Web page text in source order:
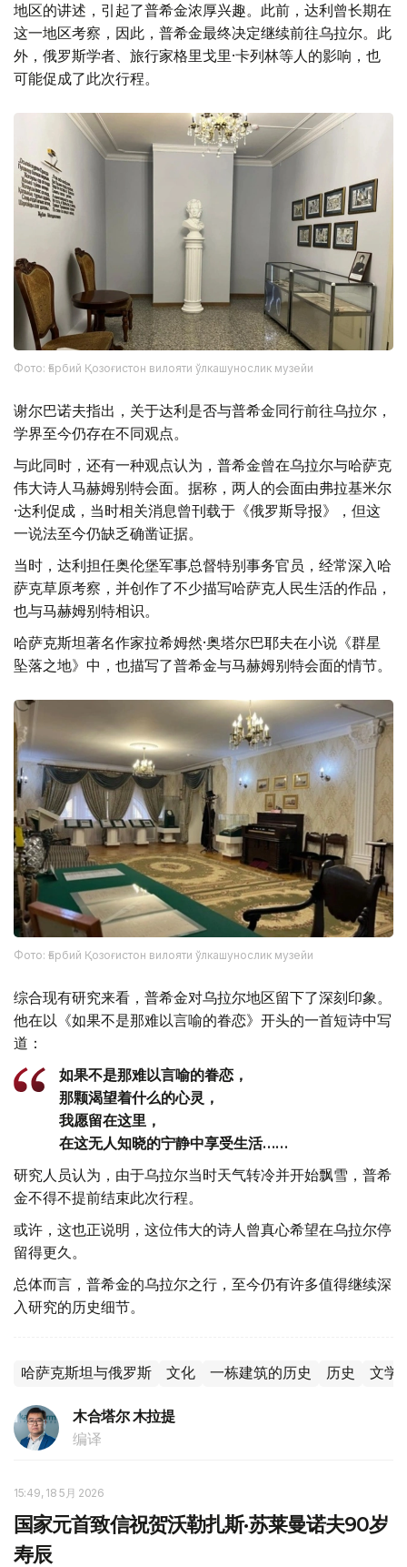
地区的讲述，引起了普希金浓厚兴趣。此前，达利曾长期在
这一地区考察，因此，普希金最终决定继续前往乌拉尔。此
外，俄罗斯学者、旅行家格里戈里·卡列林等人的影响，也
可能促成了此次行程。
Фото: Ғарбий Қозоғистон вилояти ўлкашунослик музейи
谢尔巴诺夫指出，关于达利是否与普希金同行前往乌拉尔，
学界至今仍存在不同观点。
与此同时，还有一种观点认为，普希金曾在乌拉尔与哈萨克
伟大诗人马赫姆别特会面。据称，两人的会面由弗拉基米尔
·达利促成，当时相关消息曾刊载于《俄罗斯导报》，但这
一说法至今仍缺乏确凿证据。
当时，达利担任奥伦堡军事总督特别事务官员，经常深入哈
萨克草原考察，并创作了不少描写哈萨克人民生活的作品，
也与马赫姆别特相识。
哈萨克斯坦著名作家拉希姆然·奥塔尔巴耶夫在小说《群星
坠落之地》中，也描写了普希金与马赫姆别特会面的情节。
Фото: Ғарбий Қозоғистон вилояти ўлкашунослик музейи
综合现有研究来看，普希金对乌拉尔地区留下了深刻印象。
他在以《如果不是那难以言喻的眷恋》开头的一首短诗中写
道：
如果不是那难以言喻的眷恋，
那颗渴望着什么的心灵，
我愿留在这里，
在这无人知晓的宁静中享受生活……
研究人员认为，由于乌拉尔当时天气转冷并开始飘雪，普希
金不得不提前结束此次行程。
或许，这也正说明，这位伟大的诗人曾真心希望在乌拉尔停
留得更久。
总体而言，普希金的乌拉尔之行，至今仍有许多值得继续深
入研究的历史细节。
哈萨克斯坦与俄罗斯 文化 一栋建筑的历史 历史 文学
木合塔尔 木拉提
编译
15:49, 18 5月 2026
国家元首致信祝贺沃勒扎斯·苏莱曼诺夫90岁
寿辰